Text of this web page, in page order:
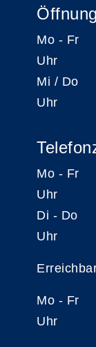
Mo - Fr
Uhr
Mi / Do
Uhr
Mo - Fr
Uhr
Di - Do
Uhr
Mo - Fr
Uhr